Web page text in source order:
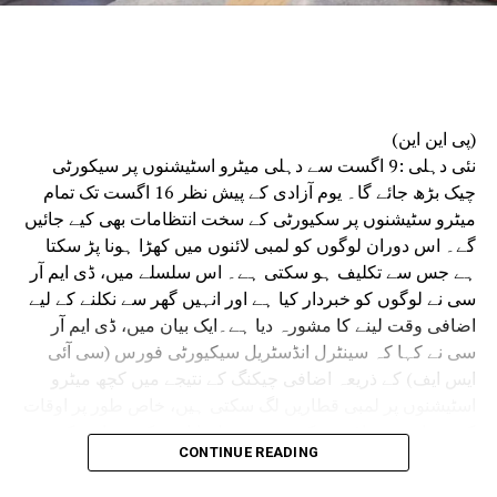
انہوں نے کہا کہ سائنسی تحقیقات موثر فوجداری
نظامِ انصاف کی ریڑھ کی ہڈی ہے۔ وقت پر کی جانے
والی فارنسک تحقیقات سے مقدمات میں ہونے والی
تاخیر کو کم کرنے کے ساتھ ساتھ شہریوں کو جلد
انصاف دلانے میں بھی مدد ملتی ہے۔
(پی این این)
نئی دہلی :9 اگست سے دہلی میٹرو اسٹیشنوں پر سیکورٹی
چیک بڑھ جائے گا۔ یوم آزادی کے پیش نظر 16 اگست تک تمام
میٹرو سٹیشنوں پر سکیورٹی کے سخت انتظامات بھی کیے جائیں
گے۔ اس دوران لوگوں کو لمبی لائنوں میں کھڑا ہونا پڑ سکتا
ہے جس سے تکلیف ہو سکتی ہے۔ اس سلسلے میں، ڈی ایم آر
سی نے لوگوں کو خبردار کیا ہے اور انہیں گھر سے نکلنے کے لیے
اضافی وقت لینے کا مشورہ دیا ہے۔ایک بیان میں، ڈی ایم آر
سی نے کہا کہ سینٹرل انڈسٹریل سیکیورٹی فورس (سی آئی
ایس ایف) کے ذریعہ اضافی چیکنگ کے نتیجے میں کچھ میٹرو
کے دوران۔ مسافروں کو مشورہ دیا جاتا ہے کہ وہ اس کے
مطابق اپنے سفر کی منصوبہ بندی کریں اور اس مدت کے دوران
CONTINUE READING